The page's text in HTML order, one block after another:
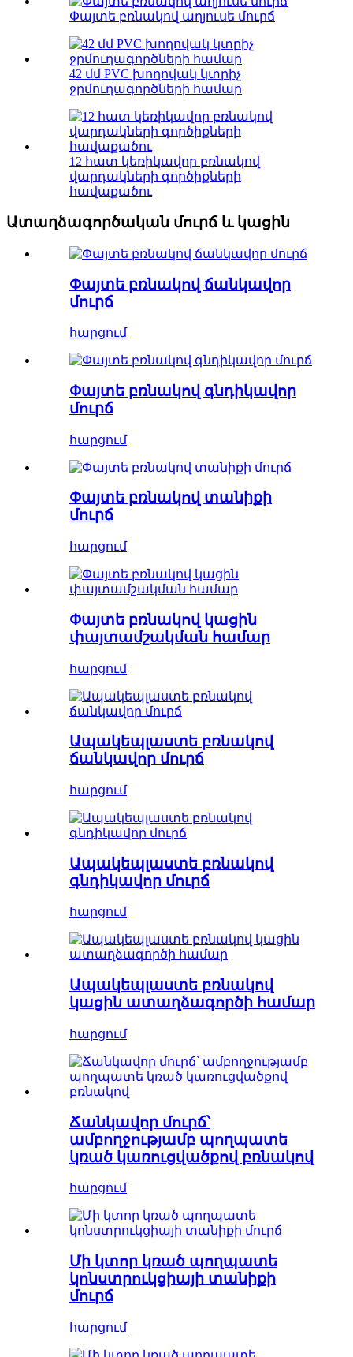
Փայտե բռնակով աղյուսե մուրճ
42 մմ PVC խողովակ կտրիչ
ջրմուղագործների համար
12 հատ կեռիկավոր բռնակով
վարդակների գործիքների
հավաքածու
Ատաղձագործական մուրճ և կացին
Փայտե բռնակով ճանկավոր
մուրճ
հարցում
Փայտե բռնակով գնդիկավոր
մուրճ
հարցում
Փայտե բռնակով տանիքի
մուրճ
հարցում
Փայտե բռնակով կացին
փայտամշակման համար
հարցում
Ապակեպլաստե բռնակով
ճանկավոր մուրճ
հարցում
Ապակեպլաստե բռնակով
գնդիկավոր մուրճ
հարցում
Ապակեպլաստե բռնակով
կացին ատաղձագործի համար
հարցում
Ճանկավոր մուրճ՝
ամբողջությամբ պողպատե
կռած կառուցվածքով բռնակով
հարցում
Մի կտոր կռած պողպատե
կոնստրուկցիայի տանիքի
մուրճ
հարցում